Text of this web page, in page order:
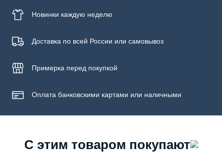
Новинки каждую неделю
Доставка по всей России или самовывоз
Примерка перед покупкой
Оплата банковскими картами или наличными
С этим товаром покупают